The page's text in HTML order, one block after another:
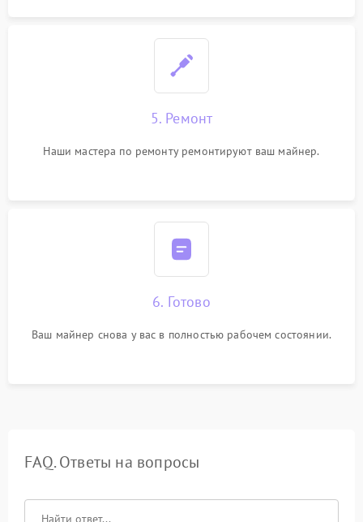
5. Ремонт
Наши мастера по ремонту ремонтируют ваш майнер.
6. Готово
Ваш майнер снова у вас в полностью рабочем состоянии.
FAQ. Ответы на вопросы